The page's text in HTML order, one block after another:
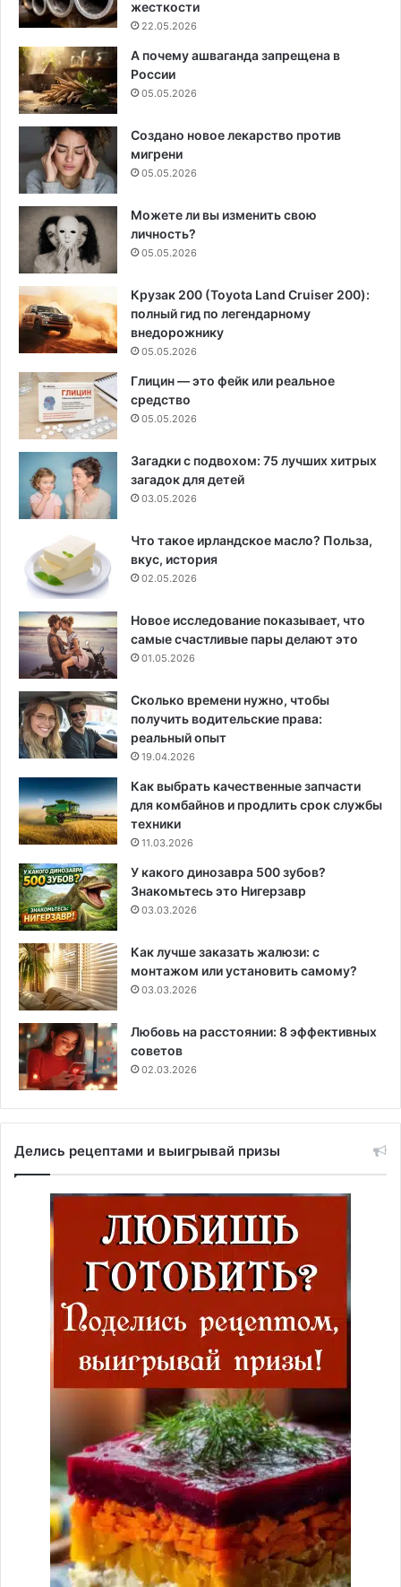
жесткости
22.05.2026
А почему ашваганда запрещена в
России
05.05.2026
Создано новое лекарство против
мигрени
05.05.2026
Можете ли вы изменить свою
личность?
05.05.2026
Крузак 200 (Toyota Land Cruiser 200):
полный гид по легендарному
внедорожнику
05.05.2026
Глицин — это фейк или реальное
средство
05.05.2026
Загадки с подвохом: 75 лучших хитрых
загадок для детей
03.05.2026
Что такое ирландское масло? Польза,
вкус, история
02.05.2026
Новое исследование показывает, что
самые счастливые пары делают это
01.05.2026
Сколько времени нужно, чтобы
получить водительские права:
реальный опыт
19.04.2026
Как выбрать качественные запчасти
для комбайнов и продлить срок службы
техники
11.03.2026
У какого динозавра 500 зубов?
Знакомьтесь это Нигерзавр
03.03.2026
Как лучше заказать жалюзи: с
монтажом или установить самому?
03.03.2026
Любовь на расстоянии: 8 эффективных
советов
02.03.2026
Делись рецептами и выигрывай призы